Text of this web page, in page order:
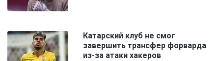
Катарский клуб не смог
завершить трансфер форварда
из-за атаки хакеров